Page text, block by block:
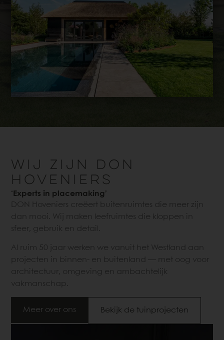
WIJ ZIJN DON
HOVENIERS
‘Experts in placemaking’
DON Hoveniers creëert buitenruimtes die meer zijn
dan mooi. Wij maken leefruimtes die kloppen in
sfeer, gebruik en detail.
Al ruim 50 jaar werken we vanuit het Westland aan
projecten in binnen- en buitenland — met oog voor
architectuur, omgeving en ambachtelijk
vakmanschap.
Meer over ons Bekijk de tuinprojecten